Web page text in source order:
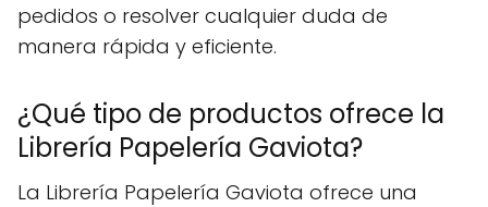
pedidos o resolver cualquier duda de
manera rápida y eficiente.
¿Qué tipo de productos ofrece la
Librería Papelería Gaviota?
La Librería Papelería Gaviota ofrece una